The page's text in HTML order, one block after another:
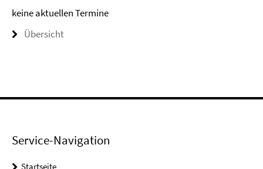
keine aktuellen Termine
Übersicht
Service-Navigation
Startseite